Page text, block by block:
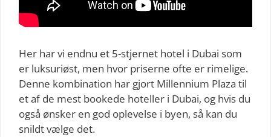
Her har vi endnu et 5-stjernet hotel i Dubai som
er luksuriøst, men hvor priserne ofte er rimelige.
Denne kombination har gjort Millennium Plaza til
et af de mest bookede hoteller i Dubai, og hvis du
også ønsker en god oplevelse i byen, så kan du
snildt vælge det.